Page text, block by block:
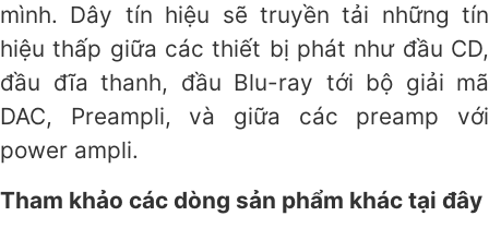
mình. Dây tín hiệu sẽ truyền tải những tín
hiệu thấp giữa các thiết bị phát như đầu CD,
đầu đĩa thanh, đầu Blu-ray tới bộ giải mã
DAC, Preampli, và giữa các preamp với
power ampli.
Tham khảo các dòng sản phẩm khác tại đây